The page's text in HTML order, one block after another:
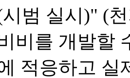
범 실시)" (
비를 개발할
적응하고 실